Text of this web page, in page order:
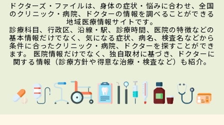
ドクターズ・ファイルは、身体の症状・悩みに合わせ、全国
のクリニック・病院、ドクターの情報を調べることができる
地域医療情報サイトです。
診療科目、行政区、沿線・駅、診療時間、医院の特徴などの
基本情報だけでなく、気になる症状、病名、検査名などから
条件に合ったクリニック・病院、ドクターを探すことができ
ます。 医院情報だけでなく、独自取材に基づき、ドクターに
関する情報（診療方針や得意な治療・検査など）も紹介。